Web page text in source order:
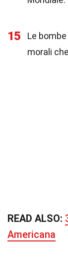
15
Le
morali
READ ALSO:
Americana